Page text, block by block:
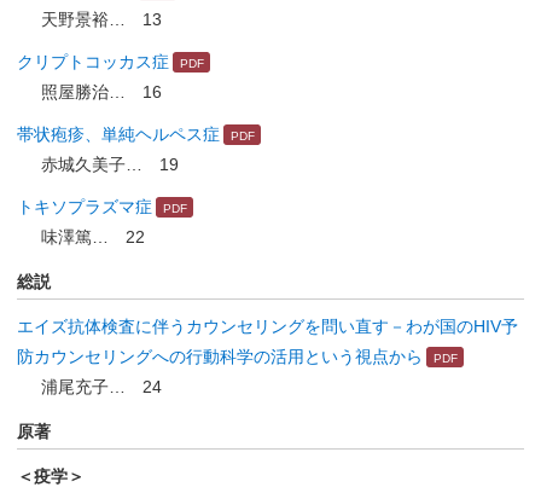
天野景裕… 13
クリプトコッカス症
照屋勝治… 16
帯状疱疹、単純ヘルペス症
赤城久美子… 19
トキソプラズマ症
味澤篤… 22
総説
エイズ抗体検査に伴うカウンセリングを問い直す－わが国のHIV予
防カウンセリングへの行動科学の活用という視点から
浦尾充子… 24
原著
＜疫学＞